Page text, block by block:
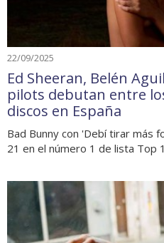
22/09/2025
Ed Sheeran, Belén
pilots debutan entre
discos en España
Bad Bunny con 'Debí tirar más
21 en el número 1 de lista Top